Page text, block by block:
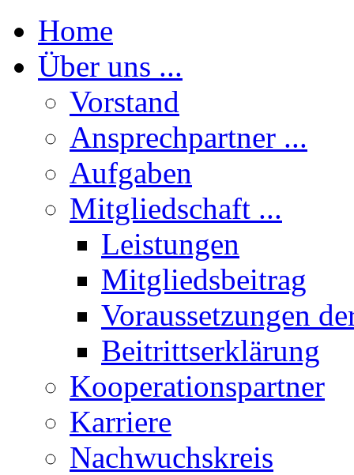
Home
Über uns ...
Vorstand
Ansprechpartner ...
Aufgaben
Mitgliedschaft ...
Leistungen
Mitgliedsbeitrag
Voraussetzungen
Beitrittserklärung
Kooperationspartner
Karriere
Nachwuchskreis